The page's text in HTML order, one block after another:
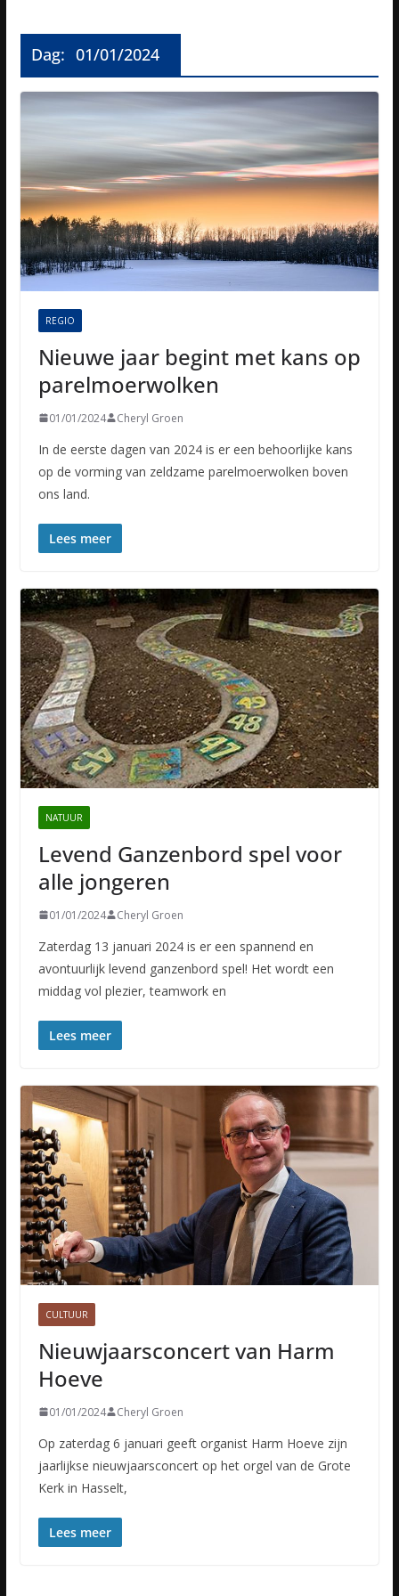
Dag: 01/01/2024
REGIO
Nieuwe jaar begint met kans op
parelmoerwolken
01/01/2024 Cheryl Groen
In de eerste dagen van 2024 is er een behoorlijke kans
op de vorming van zeldzame parelmoerwolken boven
ons land.
Lees meer
NATUUR
Levend Ganzenbord spel voor
alle jongeren
01/01/2024 Cheryl Groen
Zaterdag 13 januari 2024 is er een spannend en
avontuurlijk levend ganzenbord spel! Het wordt een
middag vol plezier, teamwork en
Lees meer
CULTUUR
Nieuwjaarsconcert van Harm
Hoeve
01/01/2024 Cheryl Groen
Op zaterdag 6 januari geeft organist Harm Hoeve zijn
jaarlijkse nieuwjaarsconcert op het orgel van de Grote
Kerk in Hasselt,
Lees meer